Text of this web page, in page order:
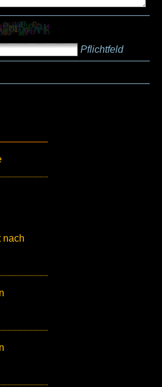
nach
Pflichtfeld